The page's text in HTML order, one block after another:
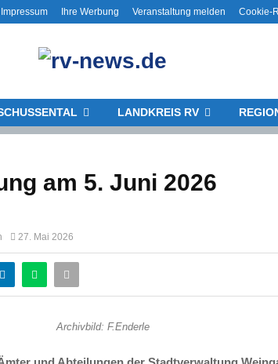
Impressum Ihre Werbung Veranstaltung melden Cookie-
LANDKREIS RV
am 5. Juni 2026
27. Mai 2026
Archivbild: F.Enderle